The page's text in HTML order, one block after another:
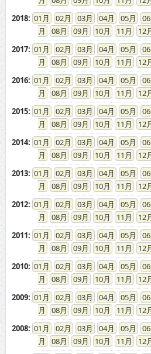
01 02 03 04 05 06
08
09 10 11
12
01 02 03 04 05 06
08
09 10 11
12
01 02 03 04 05 06
08
09 10 11
12
01 02 03 04 05 06
08
09 10 11
12
01 02 03 04 05 06
08
09 10 11
12
01 02 03 04 05 06
08
09 10 11
12
01 02 03 04 05 06
08
09 10 11
12
01 02 03 04 05 06
08
09 10 11
12
01 02 03 04 05 06
08
09 10 11
12
01 02 03 04 05 06
08
09 10 11
12
01 02 03 04 05 06
08
09 10 11
12
01 02 03 04 05 06